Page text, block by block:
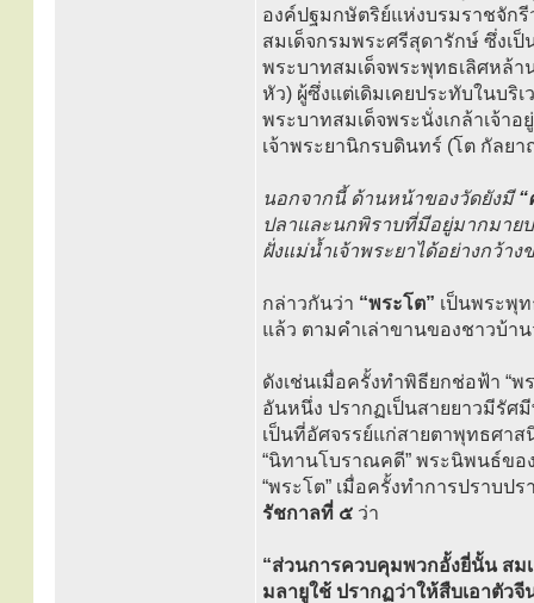
องค์ปฐมกษัตริย์แห่งบรมราชจักรี
สมเด็จกรมพระศรีสุดารักษ์ ซึ่งเ
พระบาทสมเด็จพระพุทธเลิศหล้า
หัว) ผู้ซึ่งแต่เดิมเคยประทับในบ
พระบาทสมเด็จพระนั่งเกล้าเจ้า
เจ้าพระยานิกรบดินทร์ (โต กัลย
นอกจากนี้ ด้านหน้าของวัดยังมี“
ปลาและนกพิราบที่มีอยู่มากมาย
ฝั่งแม่น้ำเจ้าพระยาได้อย่างกว้าง
กล่าวกันว่า “พระโต” เป็นพระพุ
แล้ว ตามคำเล่าขานของชาวบ้า
ดังเช่นเมื่อครั้งทำพิธียกช่อฟ้า “
อันหนึ่ง ปรากฏเป็นสายยาวมีรัศ
เป็นที่อัศจรรย์แก่สายตาพุทธศา
“นิทานโบราณคดี” พระนิพนธ์ขอ
“พระโต” เมื่อครั้งทำการปราบ
รัชกาลที่ ๕ ว่า
“ส่วนการควบคุมพวกอั้งยี่นั้น สมเ
มลายูใช้ ปรากฏว่าให้สืบเอาตัว